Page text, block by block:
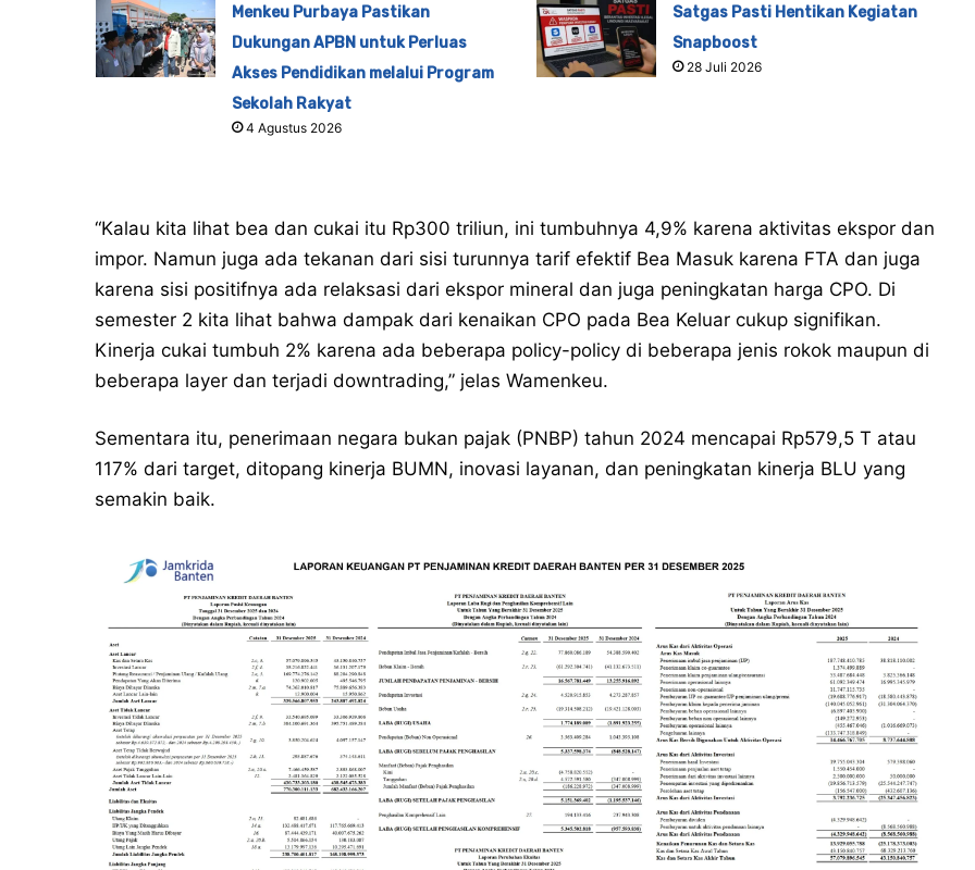
Menkeu Purbaya Pastikan
Dukungan APBN untuk Perluas
Akses Pendidikan melalui Program
Sekolah Rakyat
4 Agustus 2026
Satgas Pasti Hentikan Kegiatan
Snapboost
28 Juli 2026
“Kalau kita lihat bea dan cukai itu Rp300 triliun, ini tumbuhnya 4,9% karena aktivitas ekspor dan
impor. Namun juga ada tekanan dari sisi turunnya tarif efektif Bea Masuk karena FTA dan juga
karena sisi positifnya ada relaksasi dari ekspor mineral dan juga peningkatan harga CPO. Di
semester 2 kita lihat bahwa dampak dari kenaikan CPO pada Bea Keluar cukup signifikan.
Kinerja cukai tumbuh 2% karena ada beberapa policy-policy di beberapa jenis rokok maupun di
beberapa layer dan terjadi downtrading,” jelas Wamenkeu.
Sementara itu, penerimaan negara bukan pajak (PNBP) tahun 2024 mencapai Rp579,5 T atau
117% dari target, ditopang kinerja BUMN, inovasi layanan, dan peningkatan kinerja BLU yang
semakin baik.